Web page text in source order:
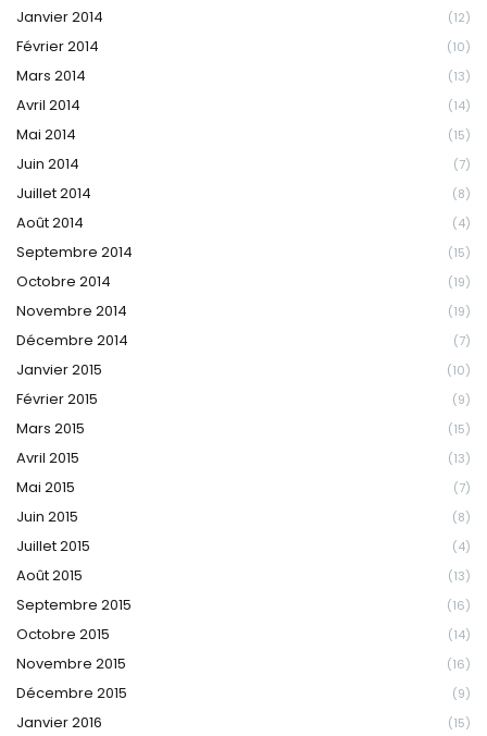
Janvier 2014 (12)
Février 2014 (10)
Mars 2014 (13)
Avril 2014 (14)
Mai 2014 (15)
Juin 2014 (7)
Juillet 2014 (8)
Août 2014 (4)
Septembre 2014 (15)
Octobre 2014 (19)
Novembre 2014 (19)
Décembre 2014 (7)
Janvier 2015 (10)
Février 2015 (9)
Mars 2015 (15)
Avril 2015 (13)
Mai 2015 (7)
Juin 2015 (8)
Juillet 2015 (4)
Août 2015 (13)
Septembre 2015 (16)
Octobre 2015 (14)
Novembre 2015 (16)
Décembre 2015 (9)
Janvier 2016 (15)